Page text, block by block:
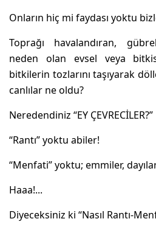
Onların hiç mi faydası yoktu
Toprağı havalandıran,
neden olan evsel veya
bitkilerin tozlarını taşıyarak
canlılar ne oldu?
Neredendiniz “EY ÇEVRECİLER?”
“Rantı” yoktu abiler!
“Menfati” yoktu; emmiler,
Haaa!...
Diyeceksiniz ki “Nasıl Rantı-